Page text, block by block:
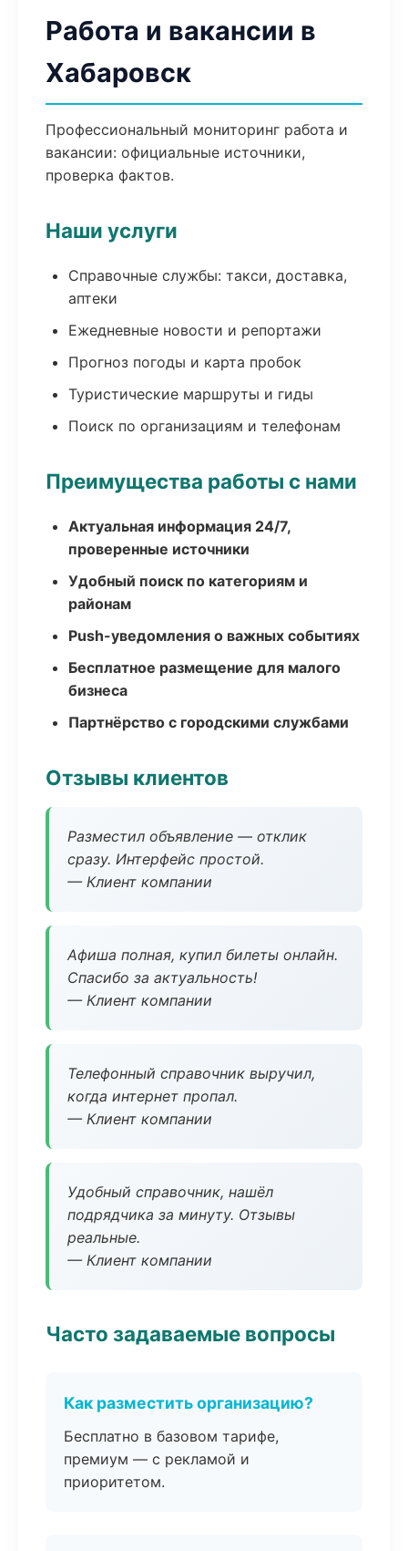
Работа и вакансии в
Хабаровск
Профессиональный мониторинг работа и
вакансии: официальные источники,
проверка фактов.
Наши услуги
Справочные службы: такси, доставка,
аптеки
Ежедневные новости и репортажи
Прогноз погоды и карта пробок
Туристические маршруты и гиды
Поиск по организациям и телефонам
Преимущества работы с нами
Актуальная информация 24/7,
проверенные источники
Удобный поиск по категориям и
районам
Push-уведомления о важных событиях
Бесплатное размещение для малого
бизнеса
Партнёрство с городскими службами
Отзывы клиентов
Разместил объявление — отклик
сразу. Интерфейс простой.
— Клиент компании
Афиша полная, купил билеты онлайн.
Спасибо за актуальность!
— Клиент компании
Телефонный справочник выручил,
когда интернет пропал.
— Клиент компании
Удобный справочник, нашёл
подрядчика за минуту. Отзывы
реальные.
— Клиент компании
Часто задаваемые вопросы
Как разместить организацию?
Бесплатно в базовом тарифе,
премиум — с рекламой и
приоритетом.